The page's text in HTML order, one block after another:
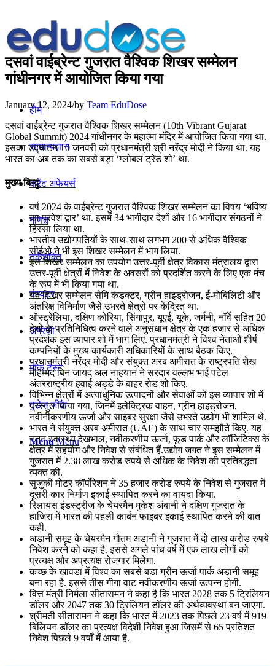
होम
सामान्यज्ञान
करेंट अफेयर्स
गणित
तर्कशक्ति
कंप्यूटर
अंग्रेजी
मॉक टेस्ट
टुडेज जीके
Menu Menu
दसवां वाईब्रेन्‍ट गुजरात वैश्विक शिखर सम्मेलन
गांधीनगर में आयोजित किया गया
January 12, 2024/by Team EduDose
दसवां वाईब्रेन्‍ट गुजरात वैश्विक शिखर सम्मेलन (10th Vibrant Gujarat
Global Summit) 2024 गांधीनगर के महात्मा मंदिर में आयोजित किया गया था.
इसका उद्घाटन 10 जनवरी को प्रधानमंत्री श्री नरेंद्र मोदी ने किया था. यह
भारत का अब तक का सबसे बड़ा ‘ग्लोबल ट्रेड शो’ था.
मुख्य बिन्दु
वर्ष 2024 के वाईब्रेन्‍ट गुजरात वैश्विक शिखर सम्मेलन का विषय ‘भविष्य
का प्रवेश द्वार’ था. इसमें 34 भागीदार देशों और 16 भागीदार संगठनों ने
हिस्सा लिया था.
भारतीय उद्योगपतियों के साथ-साथ लगभग 200 से अधिक वैश्विक
सीईओ ने भी इस शिखर सम्मेलन में भाग लिया.
इस शिखर सम्मेलन का उपयोग उत्तर-पूर्वी क्षेत्र विकास मंत्रालय द्वारा
उत्तर-पूर्वी क्षेत्रों में निवेश के अवसरों को प्रदर्शित करने के लिए एक मंच
के रूप में भी किया गया था.
यह शिखर सम्मेलन सेमि कंडक्टर, ग्रीन हाइड्रोजन, ई-मोबिलिटी और
अंतरिक्ष विनिर्माण जैसे उभरते क्षेत्रों पर केंद्रित था.
ऑस्ट्रेलिया, दक्षिण कोरिया, सिंगापुर, यूएई, यूके, जर्मनी, नॉर्वे सहित 20
देशों के प्रतिनिधित्व करने वाले अनुसंधान क्षेत्र के एक हजार से अधिक
प्रदर्शक इस व्यापार शो में भाग लिए. प्रधानमंत्री ने विश्‍व नेताओं शीर्ष
कम्‍पनियों के मुख्‍य कार्यकारी अधिकारियों के साथ बैठक किए.
प्रधानमंत्री नरेंद्र मोदी और संयुक्‍त अरब अमीरात के राष्‍ट्रपति शेख
मोहम्‍मद बिन जायद अल नाहयान ने सरदार वल्‍लभ भाई पटेल
अंतरराष्‍ट्रीय हवाई अड्डे के बाहर रोड शो किए.
विभिन्न क्षेत्रों में अत्याधुनिक उत्पादनों और सेवाओं को इस व्यापार शो में
प्रस्तुत किया गया, जिनमें इलेक्ट्रिक वाहन, ग्रीन हाइड्रोजन,
नवीनीकरणीय ऊर्जा और साइबर सुरक्षा जैसे उभरते उद्योग भी शामिल थे.
भारत ने संयुक्‍त अरब अमीरात (UAE) के साथ चार समझौते किए. यह
नूतन स्‍वास्‍थ्‍य देखभाल, नवीकरणीय ऊर्जा, फूड पार्क और लॉजिटिक्‍स के
क्षेत्र में सहयोग और निवेश से संबंध‍ित हैं.उद्योग जगत ने इस सम्‍मेलन में
गुजरात में 2.38 लाख करोड रुपये से अधिक के निवेश की प्रतिबद्धता
व्‍यक्‍त की.
सुजुकी मोटर कॉर्पोरेशन ने 35 हजार करोड रुपये के निवेश से गुजरात में
दूसरी कार निर्माण इकाई स्‍थापित करने का वायदा किया.
रिलायंस इंडस्‍ट्रीज के चेयरमैन मुकेश अंबानी ने दक्षिण गुजरात के
हाजिरा में भारत की पहली कार्बन फाइबर इकाई स्‍थापित करने की बात
कही.
अडानी समूह के चेयरमैन गौतम अडानी ने गुजरात में दो लाख करोड रुपये
निवेश करने को कहा है. इससे अगले पांच वर्ष में एक लाख लोगों को
प्रत्‍यक्ष और अप्रत्‍यक्ष रोजगार मिलेगा.
कच्‍छ के खावडा में विश्‍व का सबसे बडा ग्रीन ऊर्जा पार्क अडानी समूह
बना रहा है. इससे तीस गीगा वाट नवीकरणीय ऊर्जा उत्‍पन्‍न होगी.
वित्त मंत्री निर्मला सीतारामन ने कहा है कि भारत 2028 तक 5 ट्रिलियन
डॉलर और 2047 तक 30 ट्रिलियन डॉलर की अर्थव्यवस्था बन जाएगा.
श्रीमती सीतारामन ने कहा क‍ि भारत में 2023 तक पिछले 23 वर्ष में 919
बिलियन डॉलर का प्रत्यक्ष विदेशी निवेश हुआ जिसमें से 65 प्रतिशत
निवेश पिछले 9 वर्षों में आया है.